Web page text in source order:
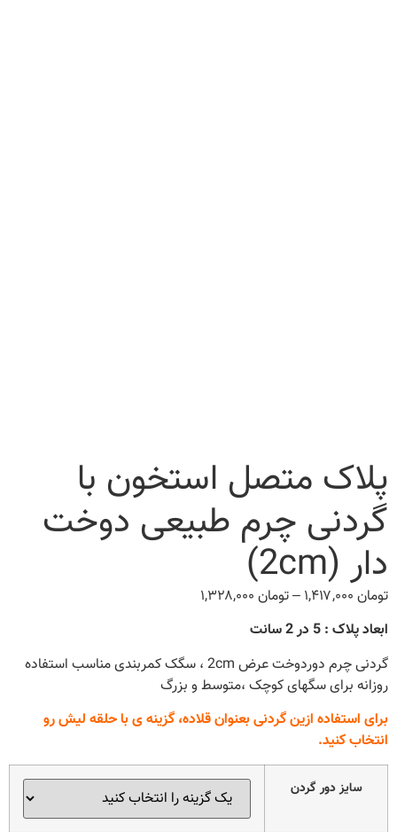
پلاک متصل استخون با
گردنی چرم طبیعی دوخت
دار (2cm)
تومان –تومان
through
تومان ۱,۴۱۷,۰۰۰
ابعاد پلاک : 5 در 2 سانت
گردنی چرم دوردوخت عرض 2cm ، سگک کمربندی مناسب استفاده
روزانه برای سگهای کوچک ،متوسط و بزرگ
برای استفاده ازین گردنی بعنوان قلاده، گزینه ی با حلقه لیش رو
انتخاب کنید.
سایز دور گردن